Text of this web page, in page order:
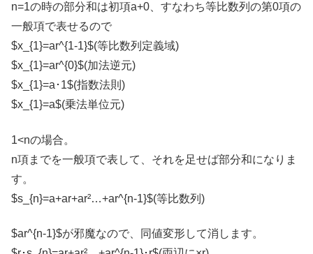
n=1の時の部分和は初項a+0、すなわち等比数列の第0項の
一般項で表せるので
$x_{1}=ar^{1-1}$(等比数列定義域)
$x_{1}=ar^{0}$(加法逆元)
$x_{1}=a･1$(指数法則)
$x_{1}=a$(乗法単位元)
1<nの場合。
n項までを一般項で表して、それを足せば部分和になりま
す。
$s_{n}=a+ar+ar²…+ar^{n-1}$(等比数列)
$ar^{n-1}$が邪魔なので、同値変形して消します。